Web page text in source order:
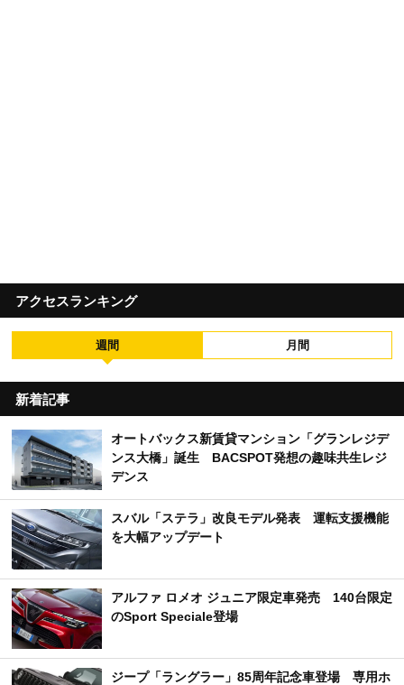
アクセスランキング
週間 月間
新着記事
オートバックス新賃貸マンション「グランレジデ
ンス大橋」誕生 BACSPOT発想の趣味共生レジ
デンス
スバル「ステラ」改良モデル発表 運転支援機能
を大幅アップデート
アルファ ロメオ ジュニア限定車発売 140台限定
のSport Speciale登場
ジープ「ラングラー」85周年記念車登場 専用ホ